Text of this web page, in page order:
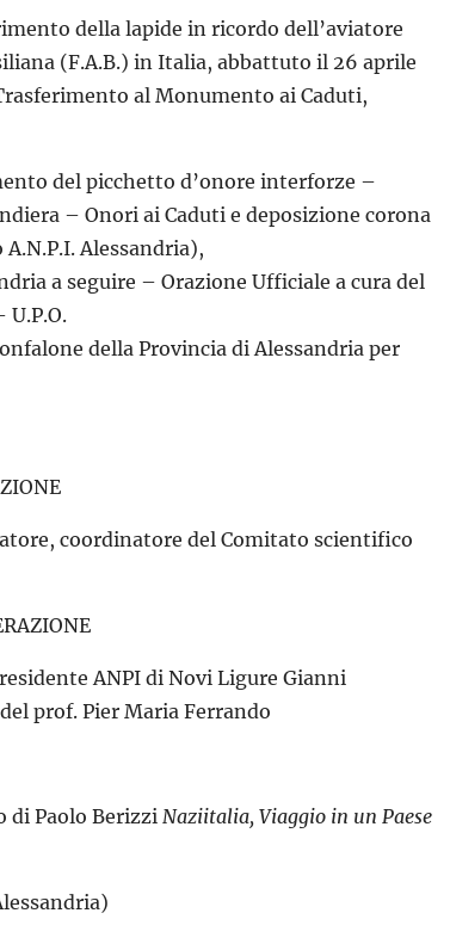
della lapide in ricordo dell’aviatore
(F.A.B.) in Italia, abbattuto il 26 aprile
al Monumento ai Caduti,
del picchetto d’onore interforze –
– Onori ai Caduti e deposizione corona
Alessandria),
a seguire – Orazione Ufficiale a cura del
della Provincia di Alessandria per
coordinatore del Comitato scientifico
ANPI di Novi Ligure Gianni
prof. Pier Maria Ferrando
di Paolo BerizziNaziitalia, Viaggio in un Paese